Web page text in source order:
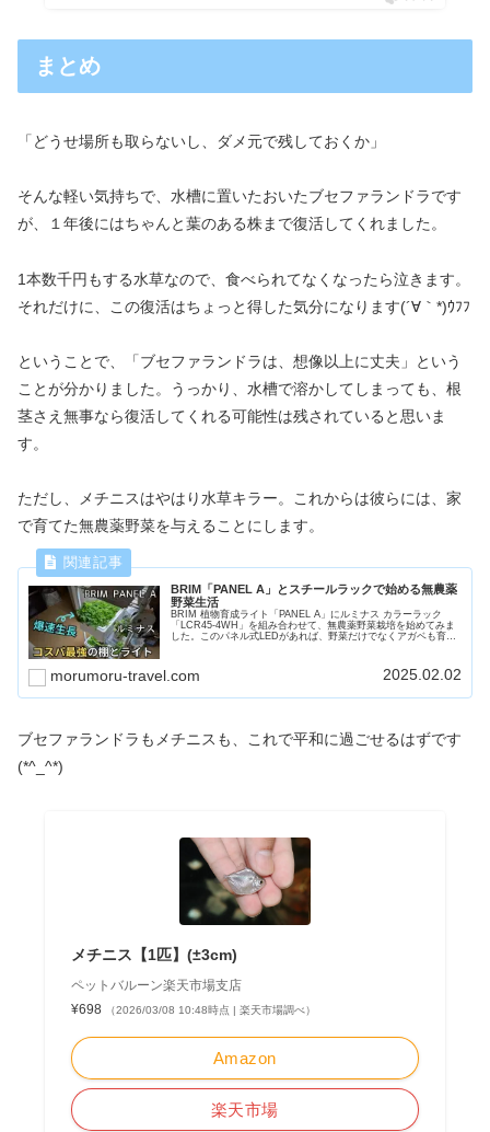
まとめ
「どうせ場所も取らないし、ダメ元で残しておくか」
そんな軽い気持ちで、水槽に置いたおいたブセファランドラです
が、１年後にはちゃんと葉のある株まで復活してくれました。
1本数千円もする水草なので、食べられてなくなったら泣きます。
それだけに、この復活はちょっと得した気分になります(´∀｀*)ｳﾌﾌ
ということで、「ブセファランドラは、想像以上に丈夫」という
ことが分かりました。うっかり、水槽で溶かしてしまっても、根
茎さえ無事なら復活してくれる可能性は残されていると思いま
す。
ただし、メチニスはやはり水草キラー。これからは彼らには、家
で育てた無農薬野菜を与えることにします。
BRIM「PANEL A」とスチールラックで始める無農薬
野菜生活
BRIM 植物育成ライト「PANEL A」にルミナス カラーラック
「LCR45-4WH」を組み合わせて、無農薬野菜栽培を始めてみま
した。このパネル式LEDがあれば、野菜だけでなくアガベも育て
morumoru-travel.com 2025.02.02
ブセファランドラもメチニスも、これで平和に過ごせるはずです
(*^_^*)
メチニス【1匹】(±3cm)
ペットバルーン楽天市場支店
¥698
（2026/03/08 10:48時点 | 楽天市場調べ）
Amazon
楽天市場